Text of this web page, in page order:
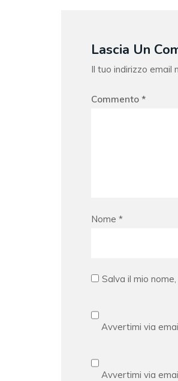
Lascia Un
Il tuo indirizzo email
Commento *
Nome *
Salva il mio
Avvertimi via
Avvertimi via